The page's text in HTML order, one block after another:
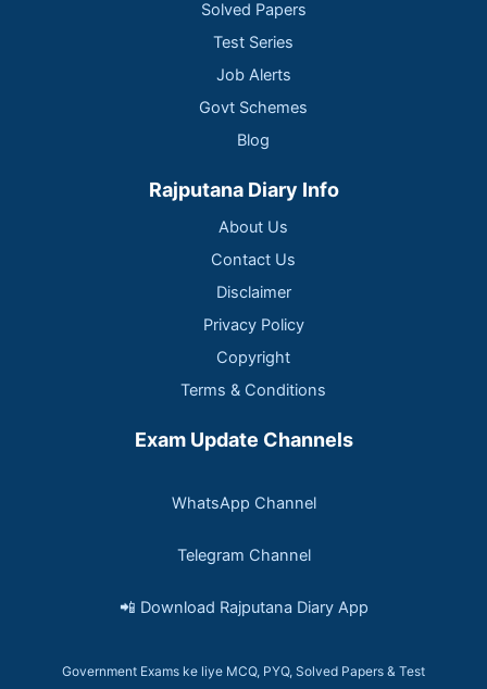
Solved Papers
Test Series
Job Alerts
Govt Schemes
Blog
Rajputana Diary Info
About Us
Contact Us
Disclaimer
Privacy Policy
Copyright
Terms & Conditions
Exam Update Channels
WhatsApp Channel
Telegram Channel
📲 Download Rajputana Diary App
Government Exams ke liye MCQ, PYQ, Solved Papers & Test